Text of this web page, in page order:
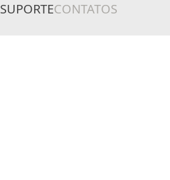
SUPORTECONTATOS